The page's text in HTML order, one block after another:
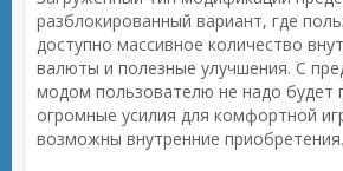
разблокированный вариант, где
доступно массивное количество
валюты и полезные улучшения. С
модом пользователю не надо будет
огромные усилия для комфортной
возможны внутренние приобретения.